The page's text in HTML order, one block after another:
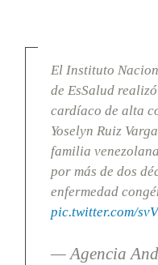
El Instituto
de EsSalud
cardíaco de alta
Yoselyn Ruiz
familia
por más de dos
enfermedad
pic.twitter.com/
— Agencia